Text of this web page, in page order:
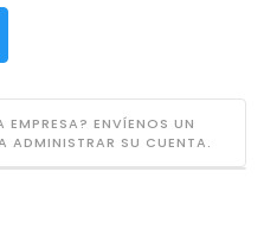
EMPRESA? ENVÍENOS UN
ADMINISTRAR SU CUENTA.